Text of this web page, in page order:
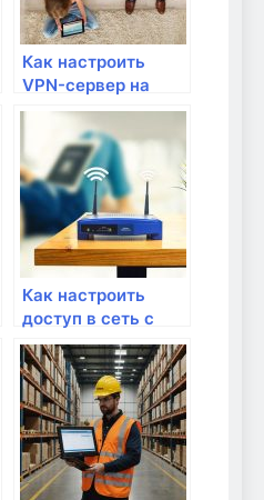
Как настроить
VPN-сервер на
роутере для
удаленного
доступа?
Как настроить
доступ в сеть с
помощью мак-
фильтрации?